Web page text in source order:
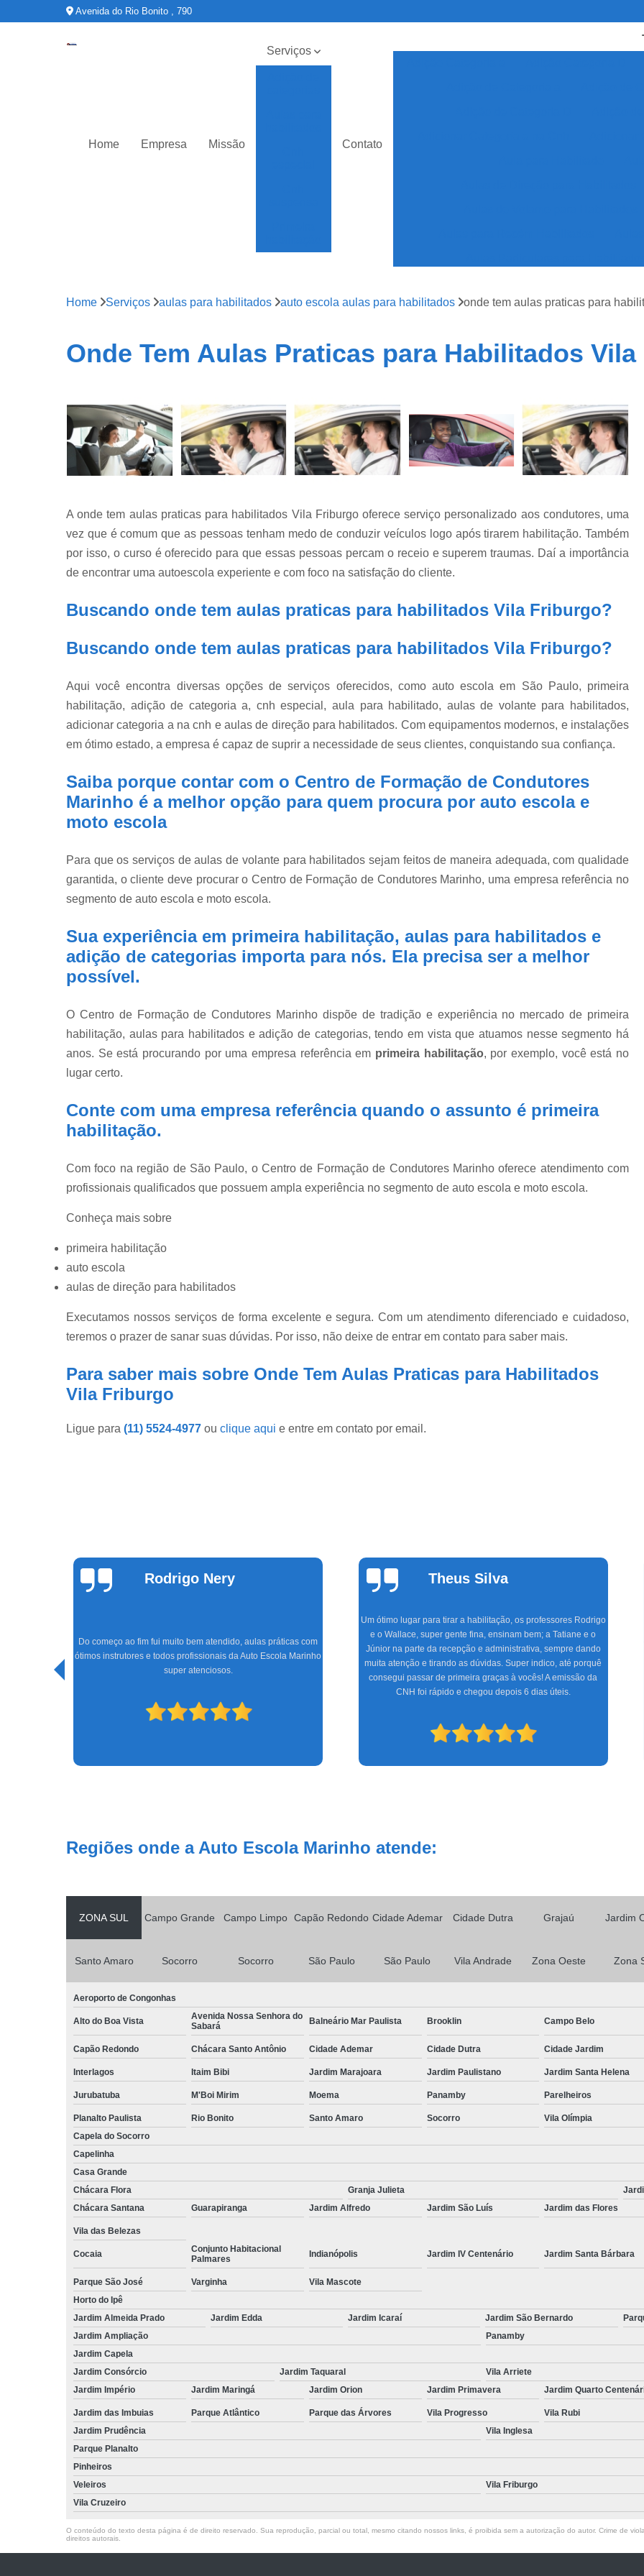
Avenida do Rio Bonito , 790
Home Empresa Missão
Serviços
Contato
Auto Escola Especializada em Cnh
Cnh Especial Moto
Cnh Especial
Carteira Cnh Suspensa
Cnh Suspensa
Cnh Suspensa por Pontos
Cnh
Reabilitação de Cnh Suspensa
Regularização de Cnh
Cnh
Primeira Carteira de Habilitação
Primeira
Primeira Habilitação B
Home Serviços aulas para habilitados auto escola aulas para habilitados onde tem aulas praticas para
Onde Tem Aulas Praticas para Habilitados
A onde tem aulas praticas para habilitados Vila Friburgo oferece serviço personalizado aos condutores, uma
vez que é comum que as pessoas tenham medo de conduzir veículos logo após tirarem habilitação. Também
por isso, o curso é oferecido para que essas pessoas percam o receio e superem traumas. Daí a importância
de encontrar uma autoescola experiente e com foco na satisfação do cliente.
Buscando onde tem aulas praticas para habilitados Vila Friburgo?
Buscando onde tem aulas praticas para habilitados Vila Friburgo?
Aqui você encontra diversas opções de serviços oferecidos, como auto escola em São Paulo, primeira
habilitação, adição de categoria a, cnh especial, aula para habilitado, aulas de volante para habilitados,
adicionar categoria a na cnh e aulas de direção para habilitados. Com equipamentos modernos, e instalações
em ótimo estado, a empresa é capaz de suprir a necessidade de seus clientes, conquistando sua confiança.
Saiba porque contar com o Centro de Formação de Condutores
Marinho é a melhor opção para quem procura por auto escola e
moto escola
Para que os serviços de aulas de volante para habilitados sejam feitos de maneira adequada, com qualidade
garantida, o cliente deve procurar o Centro de Formação de Condutores Marinho, uma empresa referência no
segmento de auto escola e moto escola.
Sua experiência em primeira habilitação, aulas para habilitados e
adição de categorias importa para nós. Ela precisa ser a melhor
possível.
O Centro de Formação de Condutores Marinho dispõe de tradição e experiência no mercado de primeira
habilitação, aulas para habilitados e adição de categorias, tendo em vista que atuamos nesse segmento há
anos. Se está procurando por uma empresa referência em primeira habilitação, por exemplo, você está no
lugar certo.
Conte com uma empresa referência quando o assunto é primeira
habilitação.
Com foco na região de São Paulo, o Centro de Formação de Condutores Marinho oferece atendimento com
profissionais qualificados que possuem ampla experiência no segmento de auto escola e moto escola.
Conheça mais sobre
primeira habilitação
auto escola
aulas de direção para habilitados
Executamos nossos serviços de forma excelente e segura. Com um atendimento diferenciado e cuidadoso,
teremos o prazer de sanar suas dúvidas. Por isso, não deixe de entrar em contato para saber mais.
Para saber mais sobre Onde Tem Aulas Praticas para Habilitados
Vila Friburgo
Ligue para (11) 5524-4977 ou clique aqui e entre em contato por email.
Theus Silva
Júnior na parte da recepção e administrativa, sempre dando
muita atenção e tirando as dúvidas. Super indico, até porquê
consegui passar de primeira graças à vocês! A emissão da
Cinthia
Alvarenga
Fazer aulas com a Marinho foi a melhor experiência que tive,
com uma equipe altamente treinada, profissionais de excelente
gabarito, foram seis meses de muita alegria e sucesso do CFC
às aulas práticas, só tenho a agradecer. Espero que os novos
condutores tenham a mesma satisfação que eu.
Regiões onde a Auto Escola Marinho atende:
ZONA SUL Campo Grande Campo Limpo Capão Redondo Cidade Ademar Cidade Dutra Grajaú Jardim
Santo Amaro Socorro Socorro São Paulo São Paulo Vila Andrade Zona Oeste Zona
Aeroporto de Congonhas
Alto do Boa Vista
Avenida Nossa Senhora do
Sabará
Balneário Mar Paulista Brooklin Campo Belo
Capão Redondo Chácara Santo Antônio Cidade Ademar Cidade Dutra Cidade Jardim
Interlagos Itaim Bibi Jardim Marajoara Jardim Paulistano Jardim Santa Helena
Jurubatuba M'Boi Mirim Moema Panamby Parelheiros
Planalto Paulista Rio Bonito Santo Amaro Socorro Vila Olímpia
Capela do Socorro
Capelinha
Casa Grande
Chácara Flora
Granja Julieta
Chácara Santana
Guarapiranga Jardim Alfredo Jardim São Luís Jardim das Flores
Vila das Belezas
Cocaia
Conjunto Habitacional
Palmares
Indianópolis Jardim IV Centenário Jardim Santa Bárbara
Parque São José Varginha
Vila Mascote
Horto do Ipê
Jardim Almeida Prado
Jardim Edda Jardim Icaraí Jardim São Bernardo
Jardim Ampliação
Panamby
Jardim Capela
Jardim Consórcio
Jardim Taquaral Vila Arriete
Jardim Império
Jardim Maringá Jardim Orion Jardim Primavera Jardim Quarto
Jardim das Imbuias Parque Atlântico Parque das Árvores Vila Progresso Vila Rubi
Jardim Prudência
Vila Inglesa
Parque Planalto
Pinheiros
Veleiros
Vila Friburgo
Vila Cruzeiro
O conteúdo do texto desta página é de direito reservado. Sua reprodução, parcial ou total, mesmo citando nossos links, é proibida sem a autorização do autor. Crime de
direitos autorais